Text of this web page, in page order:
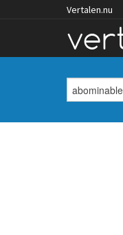
Vertalen.nu